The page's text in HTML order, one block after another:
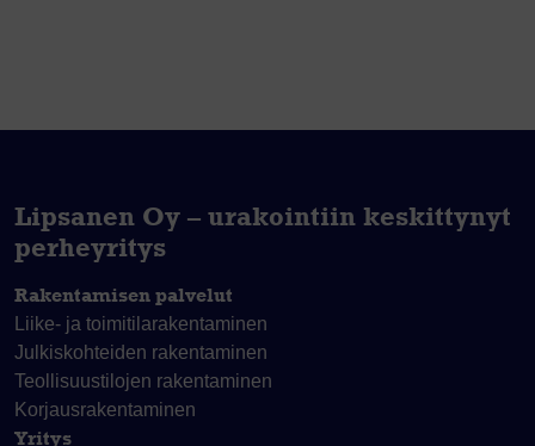
Lipsanen Oy – urakointiin keskittynyt
perheyritys
Rakentamisen palvelut
Liike- ja toimitila­rakentaminen
Julkiskohteiden rakentaminen
Teollisuustilojen rakentaminen
Korjaus­rakentaminen
Yritys